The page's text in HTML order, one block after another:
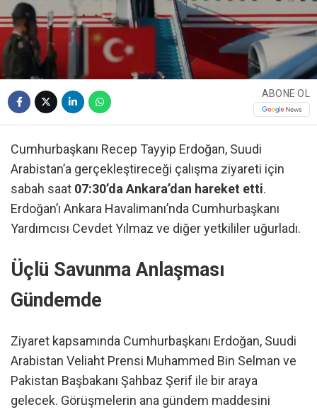
ABONE OL
Cumhurbaşkanı Recep Tayyip Erdoğan, Suudi
Arabistan’a gerçekleştireceği çalışma ziyareti için
sabah saat 07:30’da Ankara’dan hareket etti.
Erdoğan’ı Ankara Havalimanı’nda Cumhurbaşkanı
Yardımcısı Cevdet Yılmaz ve diğer yetkililer uğurladı.
Üçlü Savunma Anlaşması
Gündemde
Ziyaret kapsamında Cumhurbaşkanı Erdoğan, Suudi
Arabistan Veliaht Prensi Muhammed Bin Selman ve
Pakistan Başbakanı Şahbaz Şerif ile bir araya
gelecek. Görüşmelerin ana gündem maddesini